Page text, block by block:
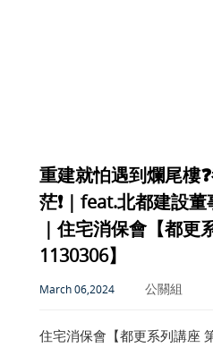
重建就怕遇到爛尾樓
茫❗️｜feat.北都建設
｜住宅消保會【都更
1130306】
March 06,2024 公關組
住宅消保會【都更系列講座